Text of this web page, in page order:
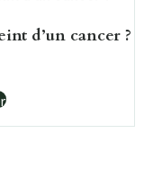
d’un cancer ?